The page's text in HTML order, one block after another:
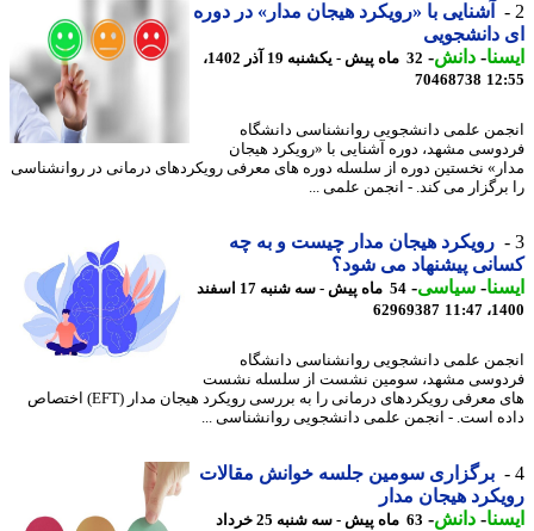
آشنایی با «رویکرد هیجان مدار» در دوره
دانشجویی
-دانش -
32 ماه پیش - یکشنبه 19 آذر 1402،
70468738
علمی دانشجویی روانشناسی دانشگاه
مشهد، دوره آشنایی با «رویکرد هیجان
نخستین دوره از سلسله دوره های معرفی رویکردهای درمانی در روانشناسی
می کند. - انجمن علمی ...
رویکرد هیجان مدار چیست و به چه
پیشنهاد می شود؟
-سیاسی-
54 ماه پیش - سه شنبه 17 اسفند
62969387
علمی دانشجویی روانشناسی دانشگاه
مشهد، سومین نشست از سلسله نشست
های معرفی رویکردهای درمانی را به بررسی رویکرد هیجان مدار (EFT) اختصاص
است. - انجمن علمی دانشجویی روانشناسی ...
برگزاری سومین جلسه خوانش مقالات
هیجان مدار
-دانش -
63 ماه پیش - سه شنبه 25 خرداد